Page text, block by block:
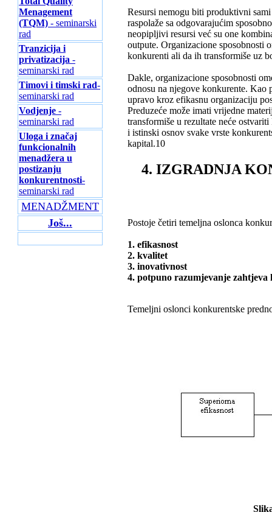
Menagement
(TQM) - seminarski
rad
Tranzicija i
privatizacija -
seminarski rad
Timovi i timski rad-
seminarski rad
Vodjenje -
seminarski rad
Uloga i značaj
funkcionalnih
menadžera u
postizanju
konkurentnosti-
seminarski rad
MENADŽMENT
Još...
Resursi nemogu biti produktivni
raspolaže sa odgovarajućim
neopipljivi resursi već su one
outpute. Organizacione sposobnosti
konkurenti ali da ih transformiše uz
Dakle, organizacione sposobnosti
odnosu na njegove konkurente. Kao
upravo kroz efikasnu organizaciju
Preduzeće može imati vrijedne
transformiše u rezultate neće
i istinski osnov svake vrste
kapital.10
4. IZGRADNJA
Postoje četiri temeljna oslonca
1. efikasnost
2. kvalitet
3. inovativnost
4. potpuno razumjevanje zahtjeva
Temeljni oslonci konkurentske